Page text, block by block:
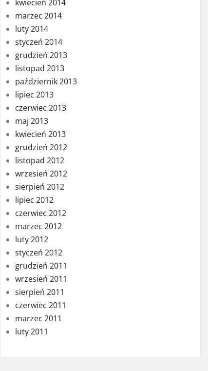
kwiecień 2014
marzec 2014
luty 2014
styczeń 2014
grudzień 2013
listopad 2013
październik 2013
lipiec 2013
czerwiec 2013
maj 2013
kwiecień 2013
grudzień 2012
listopad 2012
wrzesień 2012
sierpień 2012
lipiec 2012
czerwiec 2012
marzec 2012
luty 2012
styczeń 2012
grudzień 2011
wrzesień 2011
sierpień 2011
czerwiec 2011
marzec 2011
luty 2011